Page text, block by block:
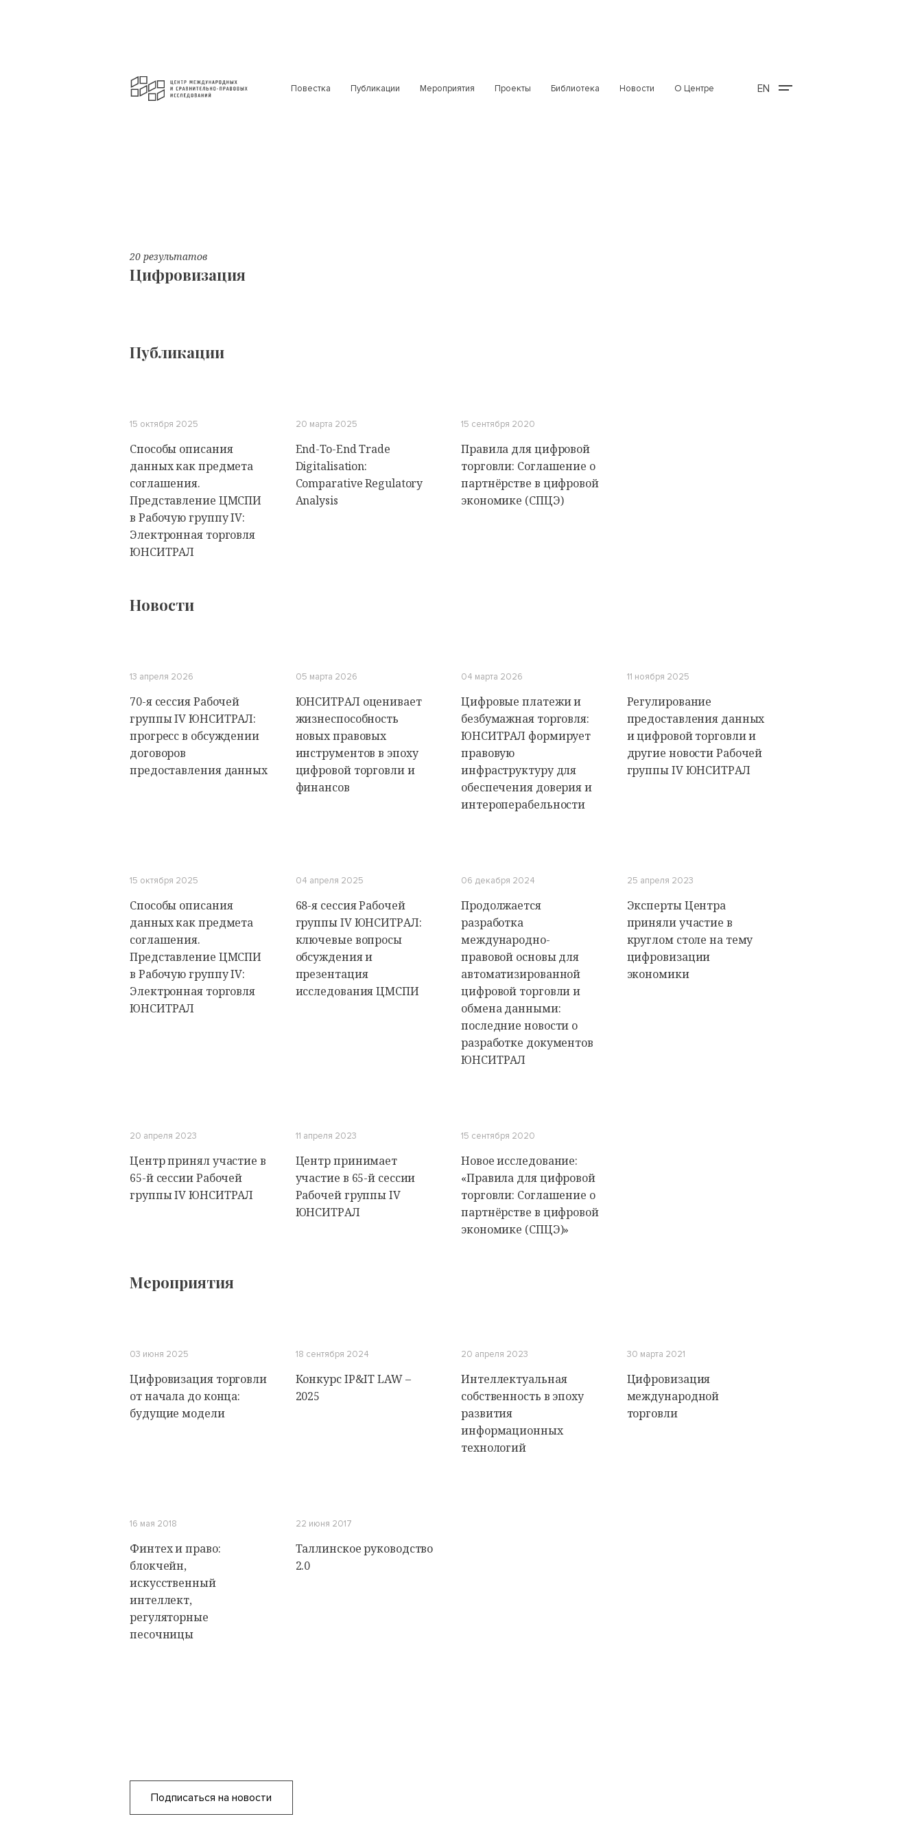
Повестка Публикации Мероприятия Проекты Библиотека Новости О Центре EN
20 результатов
Цифровизация
Публикации
15 октября 2025
Способы описания
данных как предмета
соглашения.
Представление ЦМСПИ
в Рабочую группу IV:
Электронная торговля
ЮНСИТРАЛ
20 марта 2025
End-To-End Trade
Digitalisation:
Comparative Regulatory
Analysis
15 сентября 2020
Правила для цифровой
торговли: Соглашение о
партнёрстве в цифровой
экономике (СПЦЭ)
Новости
13 апреля 2026
70-я сессия Рабочей
группы IV ЮНСИТРАЛ:
прогресс в обсуждении
договоров
предоставления данных
05 марта 2026
ЮНСИТРАЛ оценивает
жизнеспособность
новых правовых
инструментов в эпоху
цифровой торговли и
финансов
04 марта 2026
Цифровые платежи и
безбумажная торговля:
ЮНСИТРАЛ формирует
правовую
инфраструктуру для
обеспечения доверия и
интероперабельности
11 ноября 2025
Регулирование
предоставления данных
и цифровой торговли и
другие новости Рабочей
группы IV ЮНСИТРАЛ
15 октября 2025
Способы описания
данных как предмета
соглашения.
Представление ЦМСПИ
в Рабочую группу IV:
Электронная торговля
ЮНСИТРАЛ
04 апреля 2025
68-я сессия Рабочей
группы IV ЮНСИТРАЛ:
ключевые вопросы
обсуждения и
презентация
исследования ЦМСПИ
06 декабря 2024
Продолжается
разработка
международно-
правовой основы для
автоматизированной
цифровой торговли и
обмена данными:
последние новости о
разработке документов
ЮНСИТРАЛ
25 апреля 2023
Эксперты Центра
приняли участие в
круглом столе на тему
цифровизации
экономики
20 апреля 2023
Центр принял участие в
65-й сессии Рабочей
группы IV ЮНСИТРАЛ
11 апреля 2023
Центр принимает
участие в 65-й сессии
Рабочей группы IV
ЮНСИТРАЛ
15 сентября 2020
Новое исследование:
«Правила для цифровой
торговли: Соглашение о
партнёрстве в цифровой
экономике (СПЦЭ)»
Мероприятия
03 июня 2025
Цифровизация торговли
от начала до конца:
будущие модели
18 сентября 2024
Конкурс IP&IT LAW –
2025
20 апреля 2023
Интеллектуальная
собственность в эпоху
развития
информационных
технологий
30 марта 2021
Цифровизация
международной
торговли
16 мая 2018
Финтех и право:
блокчейн,
искусственный
интеллект,
регуляторные
песочницы
22 июня 2017
Таллинское руководство
2.0
Подписаться на новости